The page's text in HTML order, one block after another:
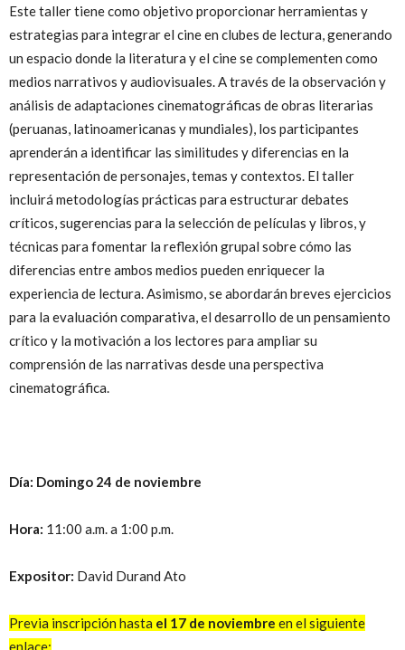
Este taller tiene como objetivo proporcionar herramientas y
estrategias para integrar el cine en clubes de lectura, generando
un espacio donde la literatura y el cine se complementen como
medios narrativos y audiovisuales. A través de la observación y
análisis de adaptaciones cinematográficas de obras literarias
(peruanas, latinoamericanas y mundiales), los participantes
aprenderán a identificar las similitudes y diferencias en la
representación de personajes, temas y contextos. El taller
incluirá metodologías prácticas para estructurar debates
críticos, sugerencias para la selección de películas y libros, y
técnicas para fomentar la reflexión grupal sobre cómo las
diferencias entre ambos medios pueden enriquecer la
experiencia de lectura. Asimismo, se abordarán breves ejercicios
para la evaluación comparativa, el desarrollo de un pensamiento
crítico y la motivación a los lectores para ampliar su
comprensión de las narrativas desde una perspectiva
cinematográfica.
Día: Domingo 24 de noviembre
Hora: 11:00 a.m. a 1:00 p.m.
Expositor: David Durand Ato
Previa inscripción hasta el 17 de noviembre en el siguiente
enlace: